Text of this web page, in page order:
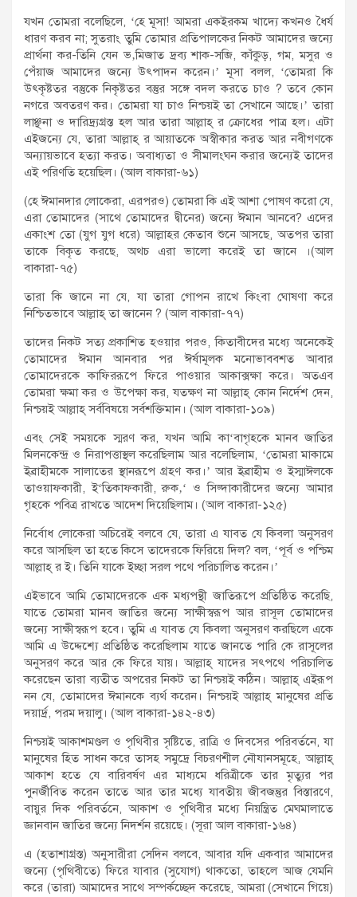
যখন তোমরা বলেছিলে, ‘হে মূসা! আমরা একইরকম খাদ্যে কখনও ধৈর্য
ধারণ করব না; সুতরাং তুমি তোমার প্রতিপালকের নিকট আমাদের জন্যে
প্রার্থনা কর-তিনি যেন ভ‚মিজাত দ্রব্য শাক-সব্জি, কাঁকুড়, গম, মসুর ও
পেঁয়াজ আমাদের জন্যে উৎপাদন করেন।’ মূসা বলল, ‘তোমরা কি
উৎকৃষ্টতর বস্তুকে নিকৃষ্টতর বস্তুর সঙ্গে বদল করতে চাও ? তবে কোন
নগরে অবতরণ কর। তোমরা যা চাও নিশ্চয়ই তা সেখানে আছে।’ তারা
লাঞ্ছনা ও দারিদ্র্যগ্রস্ত হল আর তারা আল্লাহ্ র ক্রোধের পাত্র হল। এটা
এইজন্যে যে, তারা আল্লাহ্ র আয়াতকে অস্বীকার করত আর নবীগণকে
অন্যায়ভাবে হত্যা করত। অবাধ্যতা ও সীমালংঘন করার জন্যেই তাদের
এই পরিণতি হয়েছিল। (আল বাকারা-৬১)
(হে ঈমানদার লোকেরা, এরপরও) তোমরা কি এই আশা পোষণ করো যে,
এরা তোমাদের (সাথে তোমাদের দ্বীনের) জন্যে ঈমান আনবে? এদের
একাংশ তো (যুগ যুগ ধরে) আল্লাহর কেতাব শুনে আসছে, অতপর তারা
তাকে বিকৃত করছে, অথচ এরা ভালো করেই তা জানে ।(আল
বাকারা-৭৫)
তারা কি জানে না যে, যা তারা গোপন রাখে কিংবা ঘোষণা করে
নিশ্চিতভাবে আল্লাহ্ তা জানেন ? (আল বাকারা-৭৭)
তাদের নিকট সত্য প্রকাশিত হওয়ার পরও, কিতাবীদের মধ্যে অনেকেই
তোমাদের ঈমান আনবার পর ঈর্ষামূলক মনোভাববশত আবার
তোমাদেরকে কাফিররূপে ফিরে পাওয়ার আকাক্সক্ষা করে। অতএব
তোমরা ক্ষমা কর ও উপেক্ষা কর, যতক্ষণ না আল্লাহ্ কোন নির্দেশ দেন,
নিশ্চয়ই আল্লাহ্ সর্ববিষয়ে সর্বশক্তিমান। (আল বাকারা-১০৯)
এবং সেই সময়কে স্মরণ কর, যখন আমি কা‘বাগৃহকে মানব জাতির
মিলনকেন্দ্র ও নিরাপত্তাস্থল করেছিলাম আর বলেছিলাম, ‘তোমরা মাকামে
ইব্রাহীমকে সালাতের স্থানরূপে গ্রহণ কর।’ আর ইব্রাহীম ও ইস্মাঈলকে
তাওয়াফকারী, ই‘তিকাফকারী, রুক‚‘ ও সিজ্দাকারীদের জন্যে আমার
গৃহকে পবিত্র রাখতে আদেশ দিয়েছিলাম। (আল বাকারা-১২৫)
নির্বোধ লোকেরা অচিরেই বলবে যে, তারা এ যাবত যে কিবলা অনুসরণ
করে আসছিল তা হতে কিসে তাদেরকে ফিরিয়ে দিল? বল, ‘পূর্ব ও পশ্চিম
আল্লাহ্ র ই। তিনি যাকে ইচ্ছা সরল পথে পরিচালিত করেন।’
এইভাবে আমি তোমাদেরকে এক মধ্যপন্থী জাতিরূপে প্রতিষ্ঠিত করেছি,
যাতে তোমরা মানব জাতির জন্যে সাক্ষীস্বরূপ আর রাসূল তোমাদের
জন্যে সাক্ষীস্বরূপ হবে। তুমি এ যাবত যে কিবলা অনুসরণ করছিলে একে
আমি এ উদ্দেশ্যে প্রতিষ্ঠিত করেছিলাম যাতে জানতে পারি কে রাসূলের
অনুসরণ করে আর কে ফিরে যায়। আল্লাহ্ যাদের সৎপথে পরিচালিত
করেছেন তারা ব্যতীত অপরের নিকট তা নিশ্চয়ই কঠিন। আল্লাহ্ এইরূপ
নন যে, তোমাদের ঈমানকে ব্যর্থ করেন। নিশ্চয়ই আল্লাহ্ মানুষের প্রতি
দয়ার্দ্র, পরম দয়ালু। (আল বাকারা-১৪২-৪৩)
নিশ্চয়ই আকাশমণ্ডল ও পৃথিবীর সৃষ্টিতে, রাত্রি ও দিবসের পরিবর্তনে, যা
মানুষের হিত সাধন করে তাসহ সমুদ্রে বিচরণশীল নৌযানসমূহে, আল্লাহ্
আকাশ হতে যে বারিবর্ষণ এর মাধ্যমে ধরিত্রীকে তার মৃত্যুর পর
পুনর্জীবিত করেন তাতে আর তার মধ্যে যাবতীয় জীবজন্তুর বিস্তারণে,
বায়ুর দিক পরিবর্তনে, আকাশ ও পৃথিবীর মধ্যে নিয়ন্ত্রিত মেঘমালাতে
জ্ঞানবান জাতির জন্যে নিদর্শন রয়েছে। (সূরা আল বাকারা-১৬৪)
এ (হতাশাগ্রস্ত) অনুসারীরা সেদিন বলবে, আবার যদি একবার আমাদের
জন্যে (পৃথিবীতে) ফিরে যাবার (সুযোগ) থাকতো, তাহলে আজ যেমনি
করে (তারা) আমাদের সাথে সম্পর্কচ্ছেদ করেছে, আমরা (সেখানে গিয়ে)